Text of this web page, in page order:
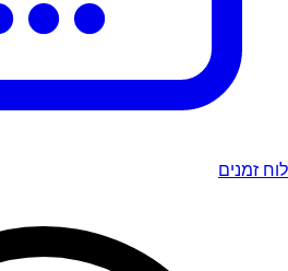
לוח זמנים